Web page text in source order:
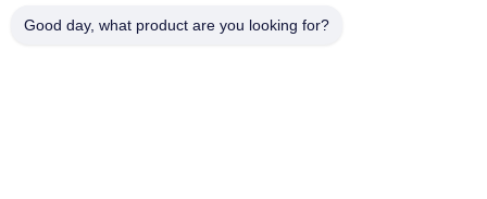
Good day, what product are you looking for?